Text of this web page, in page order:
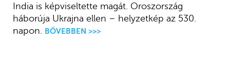
India is képviseltette magát. Oroszország
háborúja Ukrajna ellen – helyzetkép az 530.
napon.
BŐVEBBEN >>>